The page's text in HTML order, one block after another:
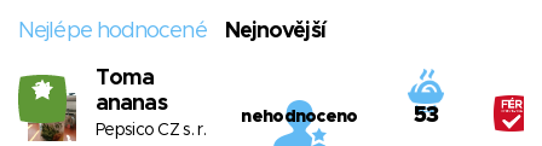
Nejlépe hodnocené Nejnovější
21
Toma
ananas
Pepsico CZ s. r.
nehodnoceno 53